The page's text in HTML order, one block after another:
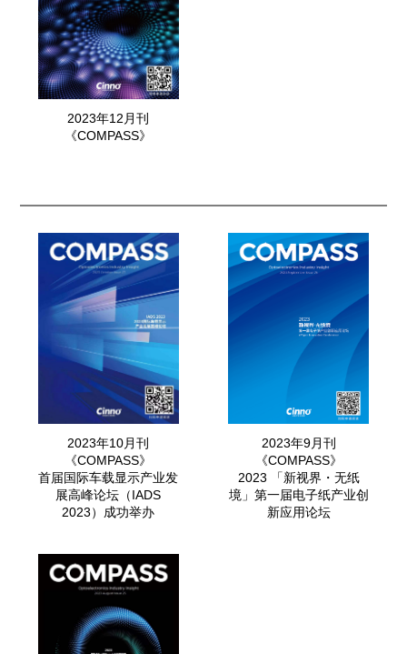
2023年12月刊
《COMPASS》
2023年10月刊
《COMPASS》
首届国际车载显示产业发
展高峰论坛（IADS
2023）成功举办
2023年9月刊
《COMPASS》
2023 「新视界・无纸
境」第一届电子纸产业创
新应用论坛